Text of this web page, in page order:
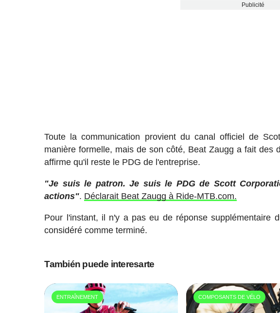
Publicité
Toute la communication provient du canal officiel de
manière formelle, mais de son côté, Beat Zaugg a fait des
affirme qu'il reste le PDG de l'entreprise.
"Je suis le patron. Je suis le PDG de Scott
actions". Déclarait Beat Zaugg à Ride-MTB.com.
Pour l'instant, il n'y a pas eu de réponse supplémentaire
considéré comme terminé.
También puede interesarte
ENTRAÎNEMENT COMPOSANTS DE VÉLO